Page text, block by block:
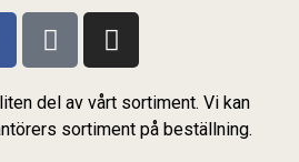
del av vårt sortiment. Vi kan
sortiment på beställning.